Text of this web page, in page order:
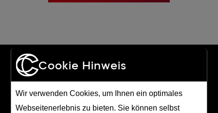
Jetzt starten
BERATUNGSTERMIN ANFORDERN
Cookie Hinweis
Wir verwenden Cookies, um Ihnen ein optimales
Webseitenerlebnis zu bieten. Sie können selbst